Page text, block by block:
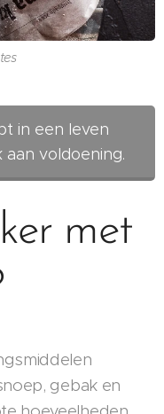
in een leven
voldoening.
met
gebak en